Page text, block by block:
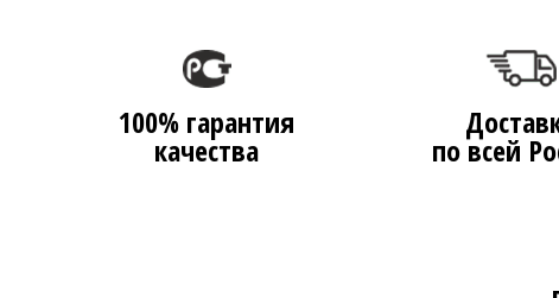
100% гарантия
качества по всей